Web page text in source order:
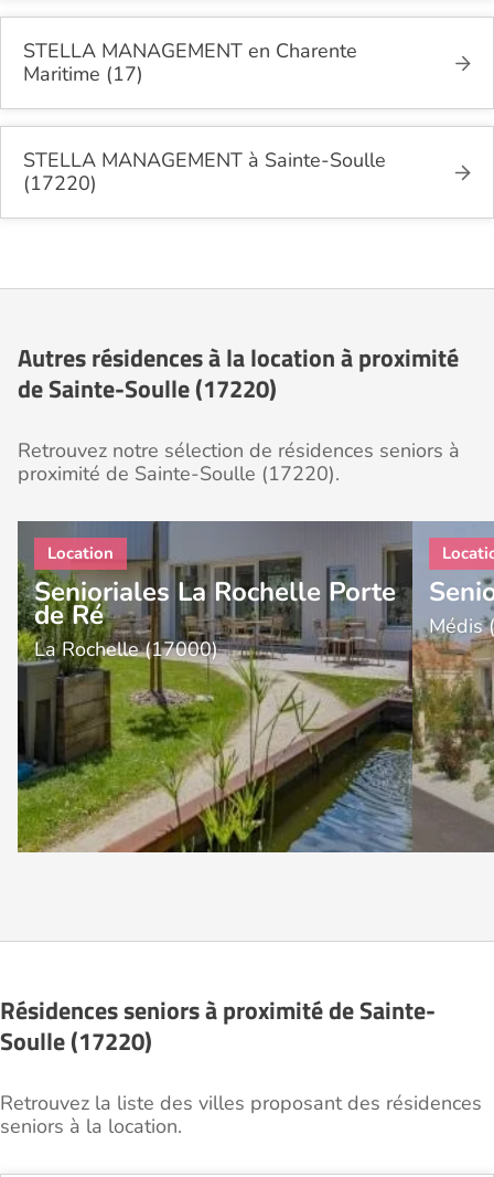
STELLA MANAGEMENT en Charente
Maritime (17)
STELLA MANAGEMENT à Sainte-Soulle
(17220)
Autres résidences à la location à proximité
de Sainte-Soulle (17220)
Retrouvez notre sélection de résidences seniors à
proximité de Sainte-Soulle (17220).
Senioriales La Rochelle Porte
de Ré
La Rochelle (17000)
Médis
Résidences seniors à proximité de Sainte-
Soulle (17220)
Retrouvez la liste des villes proposant des résidences
seniors à la location.